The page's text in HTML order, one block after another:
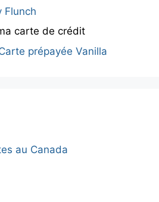
Flunch
carte de crédit
prépayée Vanilla
au Canada